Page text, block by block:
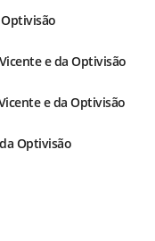
e da Optivisão
e da Optivisão
Optivisão